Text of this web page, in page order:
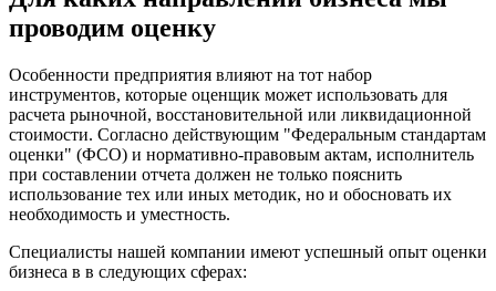
проводим оценку
Особенности предприятия влияют на тот набор
инструментов, которые оценщик может использовать для
расчета рыночной, восстановительной или ликвидационной
стоимости. Согласно действующим "Федеральным стандартам
оценки" (ФСО) и нормативно-правовым актам, исполнитель
при составлении отчета должен не только пояснить
использование тех или иных методик, но и обосновать их
необходимость и уместность.
Специалисты нашей компании имеют успешный опыт оценки
бизнеса в в следующих сферах:
Воркута
Воскресенск
Воткинск
Всеволожск
Выборг
Выкса
Вязники
Вятские Поляны
Гай